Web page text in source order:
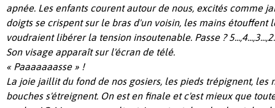
apnée. Les enfants courent autour de nous, excités comme
doigts se crispent sur le bras d'un voisin, les mains étouffent
voudraient libérer la tension insoutenable. Passe ?
Son visage apparaît sur l'écran de télé.
« Paaaaaaasse » !
La joie jaillit du fond de nos gosiers, les pieds trépignent, les
bouches s'étreignent. On est en finale et c'est mieux que